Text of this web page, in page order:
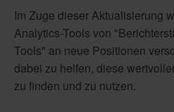
Im Zuge dieser Aktualisierung
Analytics-Tools von
Tools" an neue Positionen
dabei zu helfen, diese
zu finden und zu nutzen.